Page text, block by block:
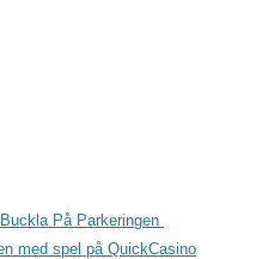
På Parkeringen
med spel på QuickCasino